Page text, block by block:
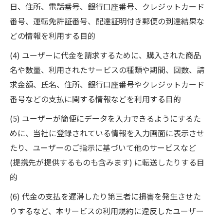
日、住所、電話番号、銀行口座番号、クレジットカード
番号、運転免許証番号、配達証明付き郵便の到達結果な
どの情報を利用する目的
(4) ユーザーに代金を請求するために、購入された商品
名や数量、利用されたサービスの種類や期間、回数、請
求金額、氏名、住所、銀行口座番号やクレジットカード
番号などの支払に関する情報などを利用する目的
(5) ユーザーが簡便にデータを入力できるようにするた
めに、当社に登録されている情報を入力画面に表示させ
たり、ユーザーのご指示に基づいて他のサービスなど
(提携先が提供するものも含みます) に転送したりする目
的
(6) 代金の支払を遅滞したり第三者に損害を発生させた
りするなど、本サービスの利用規約に違反したユーザー